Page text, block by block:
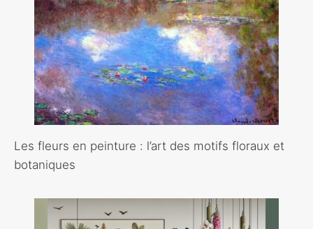
Les fleurs en peinture : l’art des motifs floraux et
botaniques